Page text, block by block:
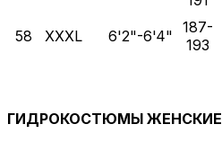
58
XXXL 6'2"-6'4" 187-
193
ГИДРОКОСТЮМЫ ЖЕНСКИЕ